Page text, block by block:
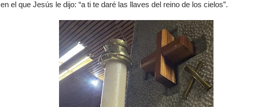
en el que Jesús le dijo: “a ti te daré las llaves del reino de los cielos”.